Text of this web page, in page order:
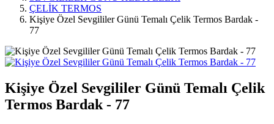
ÇELİK TERMOS
Kişiye Özel Sevgililer Günü Temalı Çelik Termos Bardak -
77
Kişiye Özel Sevgililer Günü Temalı Çelik
Termos Bardak - 77